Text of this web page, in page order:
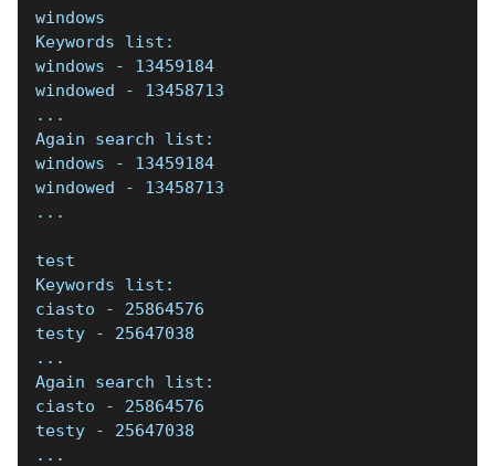
windows
Keywords list:
windows - 13459184
windowed - 13458713
...
Again search list:
windows - 13459184
windowed - 13458713
...
test
Keywords list:
ciasto - 25864576
testy - 25647038
...
Again search list:
ciasto - 25864576
testy - 25647038
...